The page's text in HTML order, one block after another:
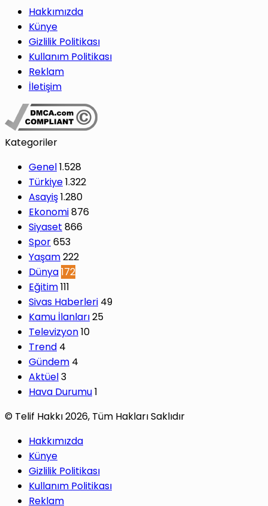
Hakkımızda
Künye
Gizlilik Politikası
Kullanım Politikası
Reklam
İletişim
Kategoriler
Genel1.528
Türkiye1.322
Asayiş1.280
Ekonomi876
Siyaset 866
Spor653
Yaşam222
Dünya172
Eğitim111
Sivas Haberleri 49
Kamu İlanları25
Televizyon10
Trend 4
Gündem 4
Aktüel3
Hava Durumu1
© Telif Hakkı 2026, Tüm Hakları Saklıdır
Hakkımızda
Künye
Gizlilik Politikası
Kullanım Politikası
Reklam